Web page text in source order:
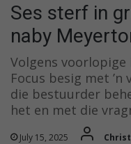
Ses sterf in
naby
Volgens
Focus besig met
die bestuurder
het en met die
July 15, 2025